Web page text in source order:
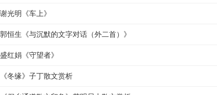
谢光明《车上》
郭恒生《与沉默的文字对话（外二首）》
盛红娟《守望者》
《冬缘》子丁散文赏析